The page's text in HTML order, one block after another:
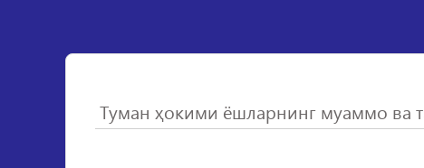
Туман ҳокими ёшларнинг муаммо ва